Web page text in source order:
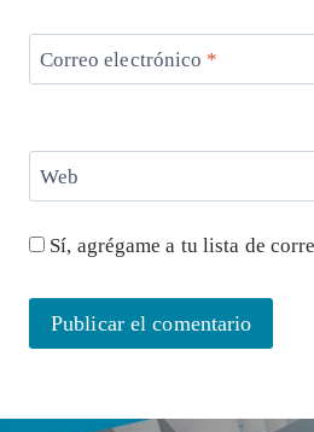
Correo electrónico *
Web
Sí, agrégame a tu lista de